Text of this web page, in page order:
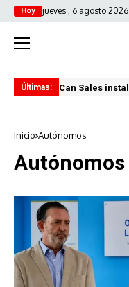
Hoy jueves , 6 agosto 2026
Últimas: Can Sales
Inicio Autónomos
Autónomos